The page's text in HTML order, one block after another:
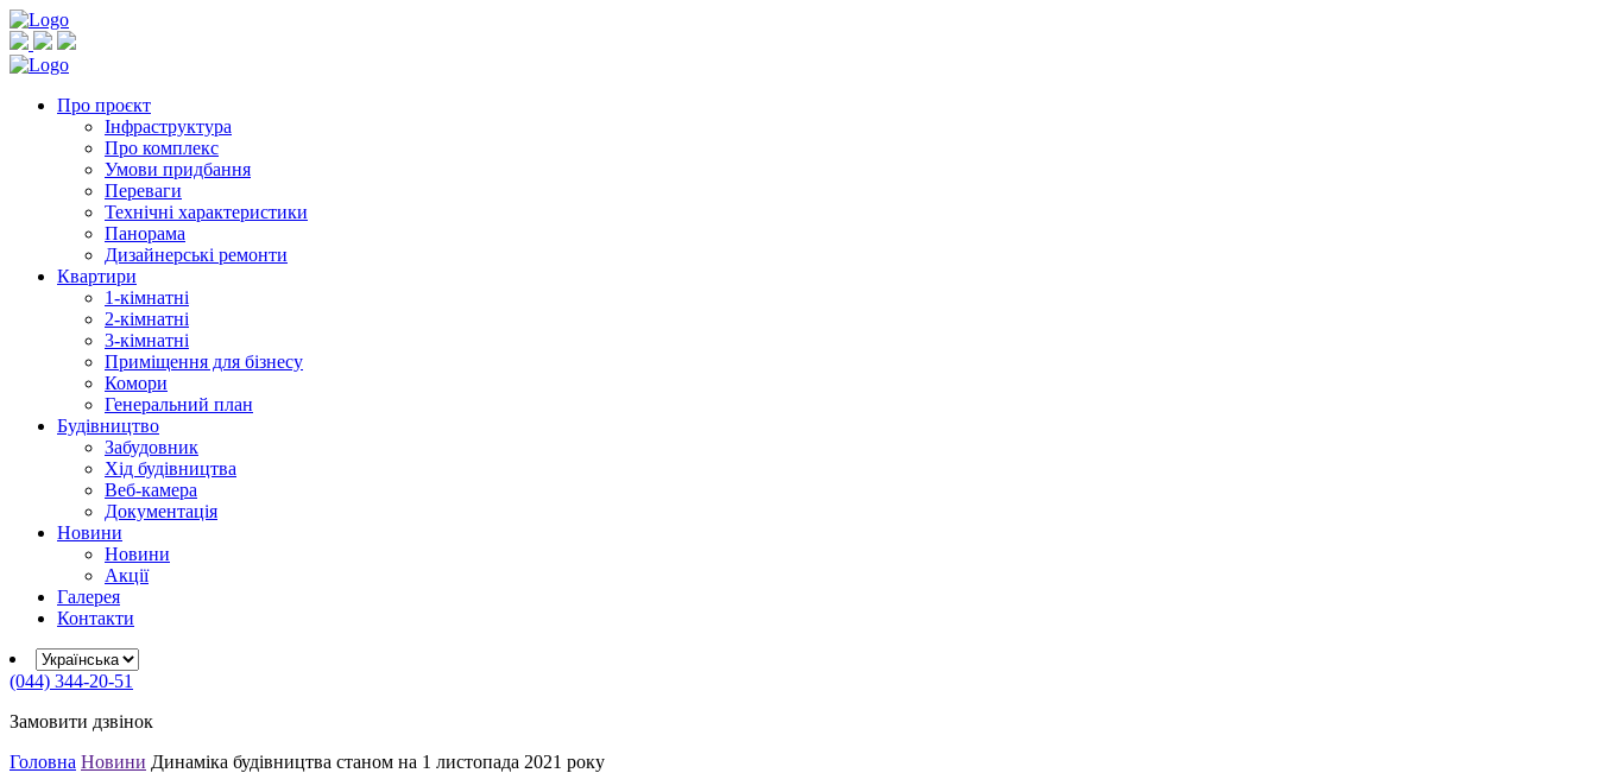
Про проєкт
Інфраструктура
Про комплекс
Умови придбання
Переваги
Технічні характеристики
Панорама
Дизайнерські ремонти
Квартири
1-кімнатні
2-кімнатні
3-кімнатні
Приміщення для бізнесу
Комори
Генеральний план
Будівництво
Забудовник
Хід будівництва
Веб-камера
Документація
Новини
Новини
Акції
Галерея
Контакти
(044) 344-20-51
Замовити дзвінок
Головна Новини Динаміка будівництва станом на 1 листопада 2021 року